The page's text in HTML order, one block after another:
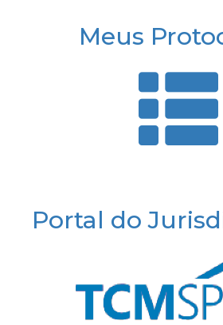
Meus
Portal do